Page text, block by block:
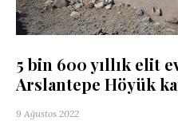
5 bin 600 yıllık elit
Arslantepe Höyük
9 Ağustos 2022